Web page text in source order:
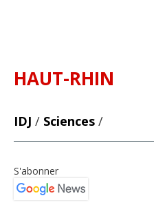
HAUT-RHIN
IDJ / Sciences /
S'abonner